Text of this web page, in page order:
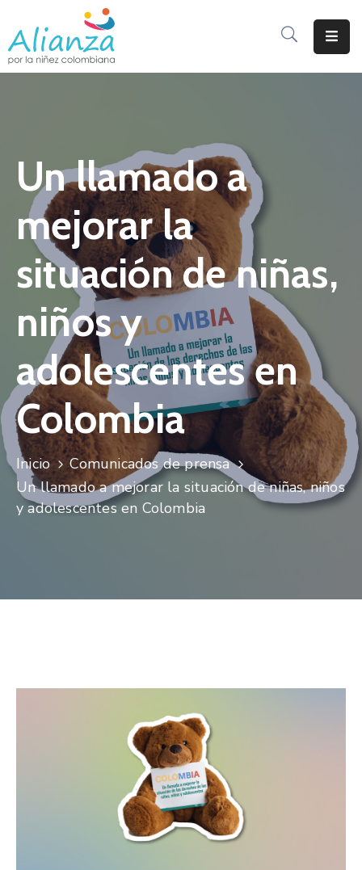
Inicio
Documentos
Prensa
Sé
Parte
De
Participación
Niñez
Contáctanos
Un llamado a
mejorar la
situación de niñas,
niños y
adolescentes en
Colombia
Inicio
Comunicados de prensa
Un llamado a mejorar la situación de niñas, niños
y adolescentes en Colombia